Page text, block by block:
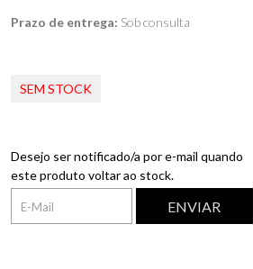
Prazo de entrega: Sob consulta
SEM STOCK
Desejo ser notificado/a por e-mail quando
este produto voltar ao stock.